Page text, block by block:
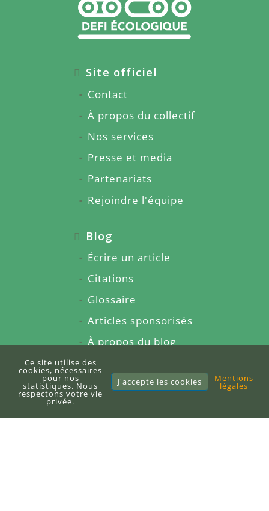
Site officiel
Contact
À propos du collectif
Nos services
Presse et media
Partenariats
Rejoindre l'équipe
Blog
Écrire un article
Citations
Glossaire
Articles sponsorisés
À propos du blog
Sitemap
E-books
Publier un e-book
Ce site utilise des
cookies, nécessaires
pour nos
statistiques. Nous
respectons votre vie
privée.
J'accepte les cookies Mentions
légales